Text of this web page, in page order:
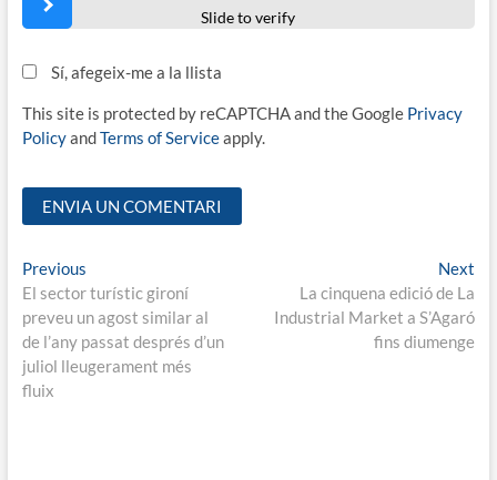
Slide to verify
Sí, afegeix-me a la llista
This site is protected by reCAPTCHA and the Google Privacy
PolicyandTerms of Serviceapply.
Navegació
d'entrades
PreviousPrevious
post:
El sector turístic gironí
preveu un agost similar al
de l’any passat després d’un
juliol lleugerament més
fluix
Next
La cinquena edició de La
Industrial Market a S’Agaró
fins diumenge